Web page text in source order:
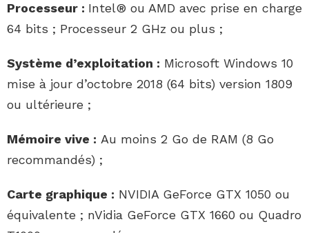
Processeur : Intel® ou AMD avec prise en charge
64 bits ; Processeur 2 GHz ou plus ;
Système d’exploitation : Microsoft Windows 10
mise à jour d’octobre 2018 (64 bits) version 1809
ou ultérieure ;
Mémoire vive : Au moins 2 Go de RAM (8 Go
recommandés) ;
Carte graphique : NVIDIA GeForce GTX 1050 ou
équivalente ; nVidia GeForce GTX 1660 ou Quadro